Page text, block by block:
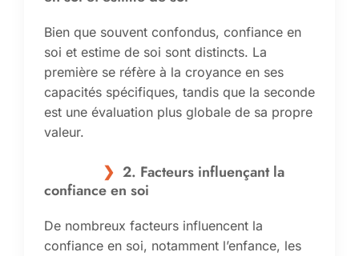
Bien que souvent confondus, confiance en
soi et estime de soi sont distincts. La
première se réfère à la croyance en ses
capacités spécifiques, tandis que la seconde
est une évaluation plus globale de sa propre
valeur.
2. Facteurs influençant la
confiance en soi
De nombreux facteurs influencent la
confiance en soi, notamment l’enfance, les